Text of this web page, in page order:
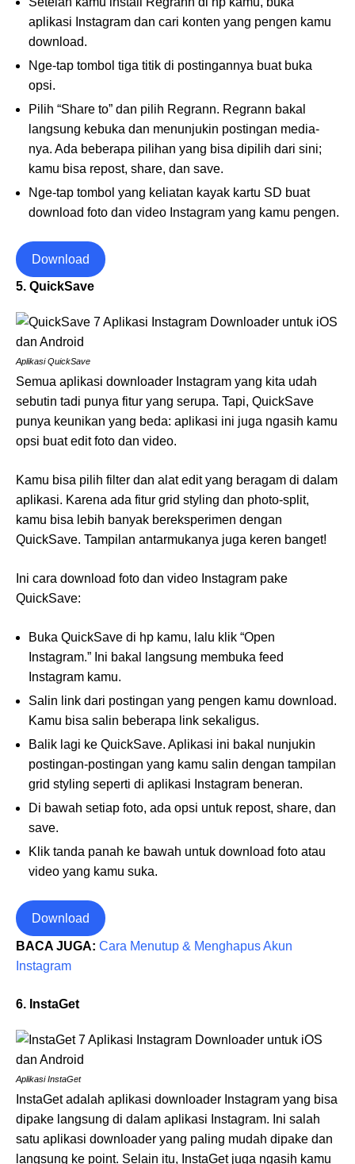
aplikasi Instagram dan cari konten yang pengen kamu
download.
Nge-tap tombol tiga titik di postingannya buat buka
opsi.
Pilih “Share to” dan pilih Regrann. Regrann bakal
langsung kebuka dan menunjukin postingan media-
nya. Ada beberapa pilihan yang bisa dipilih dari sini;
kamu bisa repost, share, dan save.
Nge-tap tombol yang keliatan kayak kartu SD buat
download foto dan video Instagram yang kamu pengen.
Download
5. QuickSave
Aplikasi QuickSave
Semua aplikasi downloader Instagram yang kita udah
sebutin tadi punya fitur yang serupa. Tapi, QuickSave
punya keunikan yang beda: aplikasi ini juga ngasih kamu
opsi buat edit foto dan video.
Kamu bisa pilih filter dan alat edit yang beragam di dalam
aplikasi. Karena ada fitur grid styling dan photo-split,
kamu bisa lebih banyak bereksperimen dengan
QuickSave. Tampilan antarmukanya juga keren banget!
Ini cara download foto dan video Instagram pake
QuickSave:
Buka QuickSave di hp kamu, lalu klik “Open
Instagram.” Ini bakal langsung membuka feed
Instagram kamu.
Salin link dari postingan yang pengen kamu download.
Kamu bisa salin beberapa link sekaligus.
Balik lagi ke QuickSave. Aplikasi ini bakal nunjukin
postingan-postingan yang kamu salin dengan tampilan
grid styling seperti di aplikasi Instagram beneran.
Di bawah setiap foto, ada opsi untuk repost, share, dan
save.
Klik tanda panah ke bawah untuk download foto atau
video yang kamu suka.
Download
BACA JUGA: Cara Menutup & Menghapus Akun
Instagram
6. InstaGet
Aplikasi InstaGet
InstaGet adalah aplikasi downloader Instagram yang bisa
dipake langsung di dalam aplikasi Instagram. Ini salah
satu aplikasi downloader yang paling mudah dipake dan
langsung ke point. Selain itu, InstaGet juga ngasih kamu